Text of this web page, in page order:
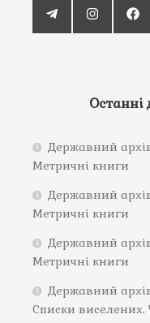
Останні
Державний
Метричні книги
Державний
Метричні книги
Державний
Метричні книги
Державний
Списки виселених.